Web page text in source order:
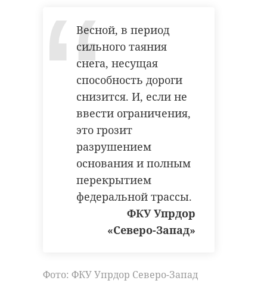
Весной, в период
сильного таяния
снега, несущая
способность дороги
снизится. И, если не
ввести ограничения,
это грозит
разрушением
основания и полным
перекрытием
федеральной трассы.
ФКУ Упрдор
«Северо-Запад»
Фото: ФКУ Упрдор Северо-Запад
петербург кража
Поделиться статьей:
РЕКОМЕНДУЕМ
В Петербурге
обиравших ...
Супервайзер
гостиницы в
к ...
Отечественной войны.
Фото: Пресс-служба Западного
военного округа
финский залив
большой тютерс
Поделиться статьей: